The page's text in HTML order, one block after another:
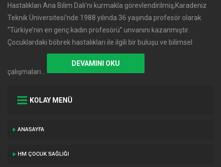
Hastalıkları Ana Bilim Dalı’nı kurmakla görevlendirilmiş,Karadeniz
Teknik Üniversitesi’nde 1988 yılında 36 yaşında profesör olarak
‘‘Türkiye’nin en genç kadın profesörü’’ unvanını kazanmıştır.
Çocuklardaki böbrek hastalıkları ile ilgili bir buluşu ve bilimsel
çalışmaları…
DEVAMINI OKU
KOLAY MENÜ
ANASAYFA
HM ÇOCUK SAĞLIĞI